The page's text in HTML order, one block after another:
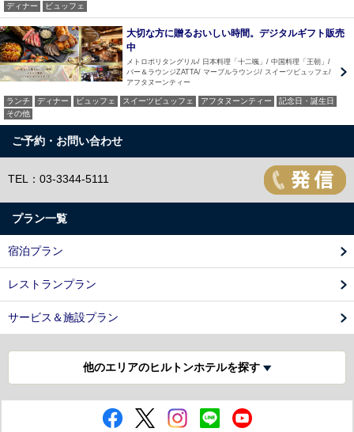
ディナー ビュッフェ
大切な方に贈るおいしい時間。デジタルギフト販売
中
メトロポリタングリル 日本料理「十二颯」 中国料理「王朝」
バー＆ラウンジZATTA マーブルラウンジ
スイーツビュッフェ
アフタヌーンティー
ランチ ディナー ビュッフェ スイーツビュッフェ アフタヌーンティー
記念日・誕生日
その他
ご予約・お問い合わせ
TEL：03-3344-5111
プラン一覧
宿泊プラン
レストランプラン
サービス＆施設プラン
他のエリアのヒルトンホテルを探す